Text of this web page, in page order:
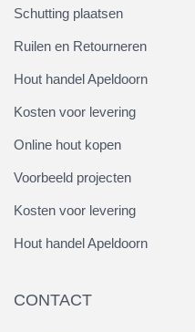
Schutting plaatsen
Ruilen en Retourneren
Hout handel Apeldoorn
Kosten voor levering
Online hout kopen
Voorbeeld projecten
Kosten voor levering
Hout handel Apeldoorn
CONTACT